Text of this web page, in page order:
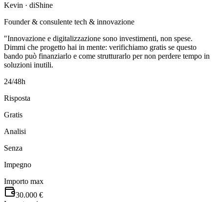
Kevin · diShine
Founder & consulente tech & innovazione
"Innovazione e digitalizzazione sono investimenti, non spese.
Dimmi che progetto hai in mente: verifichiamo gratis se questo
bando può finanziarlo e come strutturarlo per non perdere tempo in
soluzioni inutili.
24/48h
Risposta
Gratis
Analisi
Senza
Impegno
Importo max
30.000 €